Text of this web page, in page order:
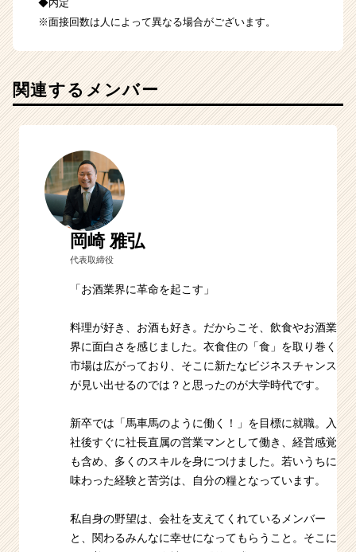
◆内定
※面接回数は人によって異なる場合がございます。
関連するメンバー
岡崎 雅弘
代表取締役
「お酒業界に革命を起こす」
料理が好き、お酒も好き。だからこそ、飲食やお酒業
界に面白さを感じました。衣食住の「食」を取り巻く
市場は広がっており、そこに新たなビジネスチャンス
が見い出せるのでは？と思ったのが大学時代です。
新卒では「馬車馬のように働く！」を目標に就職。入
社後すぐに社長直属の営業マンとして働き、経営感覚
も含め、多くのスキルを身につけました。若いうちに
味わった経験と苦労は、自分の糧となっています。
私自身の野望は、会社を支えてくれているメンバー
と、関わるみんなに幸せになってもらうこと。そこに